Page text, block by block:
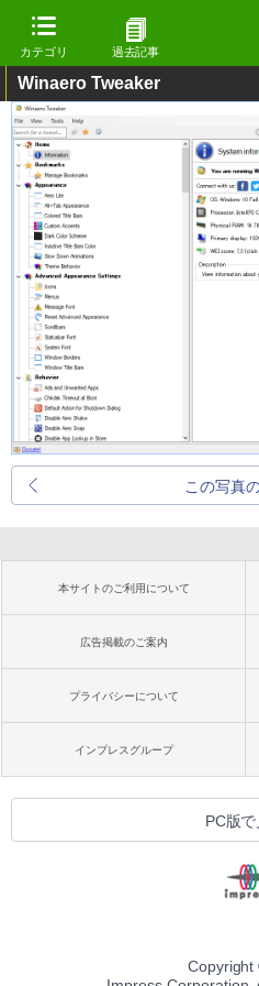
カテゴリ 過去記事
Winaero Tweaker
この写真
本サイトのご利用について
広告掲載のご案内
プライバシーについて
インプレスグループ
PC版で
Copyright